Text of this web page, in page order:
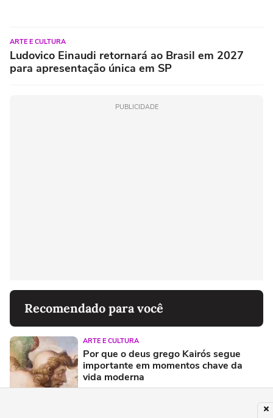
ARTE E CULTURA
Ludovico Einaudi retornará ao Brasil em 2027
para apresentação única em SP
PUBLICIDADE
Recomendado para você
ARTE E CULTURA
Por que o deus grego Kairós segue
importante em momentos chave da
vida moderna